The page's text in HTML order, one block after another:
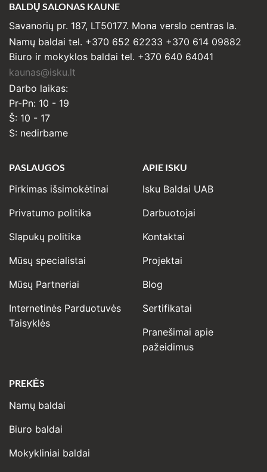
BALDŲ SALONAS KAUNE
Savanorių pr. 187, LT50177. Mona verslo centras Ia.
Namų baldai tel. +370 652 62233 +370 614 09882
Biuro ir mokyklos baldai tel. +370 640 64041
kaunas@isku.lt
Darbo laikas:
Pr-Pn: 10 - 19
Š: 10 - 17
S: nedirbame
PASLAUGOS
Pirkimas išsimokėtinai
Privatumo politika
Slapukų politika
Mūsų specialistai
Mūsų Partneriai
Internetinės Parduotuvės
Taisyklės
APIE ISKU
Isku Baldai UAB
Darbuotojai
Kontaktai
Projektai
Blog
Sertifikatai
Pranešimai apie
pažeidimus
PREKĖS
Namų baldai
Biuro baldai
Mokykliniai baldai